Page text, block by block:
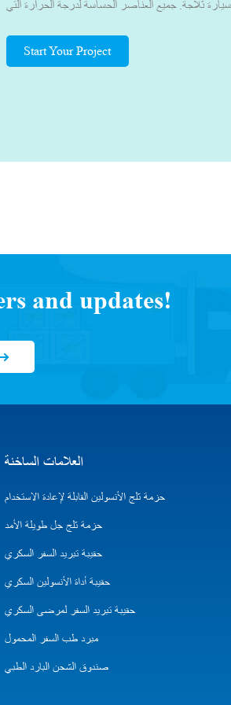
ثلاجة. جميع العناصر الحساسة لدرجة الحرارة التي
درجات الحرارة الأخرى ذات الصلة. بفضل معرفتنا في مجال
يمكننا تصميم حلول مناسبة. وهذا يضمن النقل الآمن
Start Your Project
and updates!
العلامات الساخنة
حزمة ثلج الأنسولين القابلة لإعادة الاستخدام
حزمة ثلج جل طويلة الأمد
حقيبة تبريد السفر السكري
حقيبة أداة الأنسولين السكري
حقيبة تبريد السفر لمرضى السكري
مبرد طب السفر المحمول
صندوق الشحن البارد الطبي